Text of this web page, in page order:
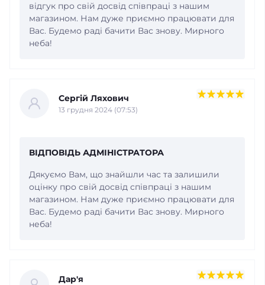
відгук про свій досвід співпраці з нашим
магазином. Нам дуже приємно працювати для
Вас. Будемо раді бачити Вас знову. Мирного
неба!
Сергій Ляхович
13 грудня 2024 (07:53)
ВІДПОВІДЬ АДМІНІСТРАТОРА
Дякуємо Вам, що знайшли час та залишили
оцінку про свій досвід співпраці з нашим
магазином. Нам дуже приємно працювати для
Вас. Будемо раді бачити Вас знову. Мирного
неба!
Дар'я